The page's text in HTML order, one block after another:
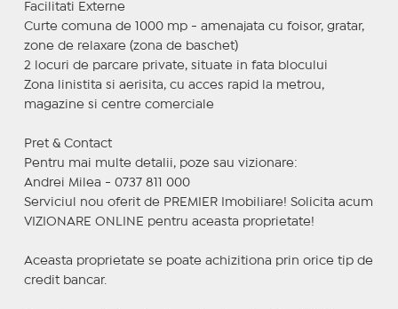
Facilitati Externe
Curte comuna de 1000 mp - amenajata cu foisor, gratar,
zone de relaxare (zona de baschet)
2 locuri de parcare private, situate in fata blocului
Zona linistita si aerisita, cu acces rapid la metrou,
magazine si centre comerciale
Pret & Contact
Pentru mai multe detalii, poze sau vizionare:
Andrei Milea - 0737 811 000
Serviciul nou oferit de PREMIER Imobiliare! Solicita acum
VIZIONARE ONLINE pentru aceasta proprietate!
Aceasta proprietate se poate achizitiona prin orice tip de
credit bancar.